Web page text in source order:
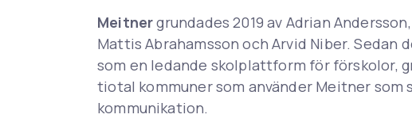
Meitnergrundades 2019 av Adrian
Mattis Abrahamsson och Arvid Niber.
som en ledande skolplattform för förskolor,
tiotal kommuner som använder Meitner
kommunikation.